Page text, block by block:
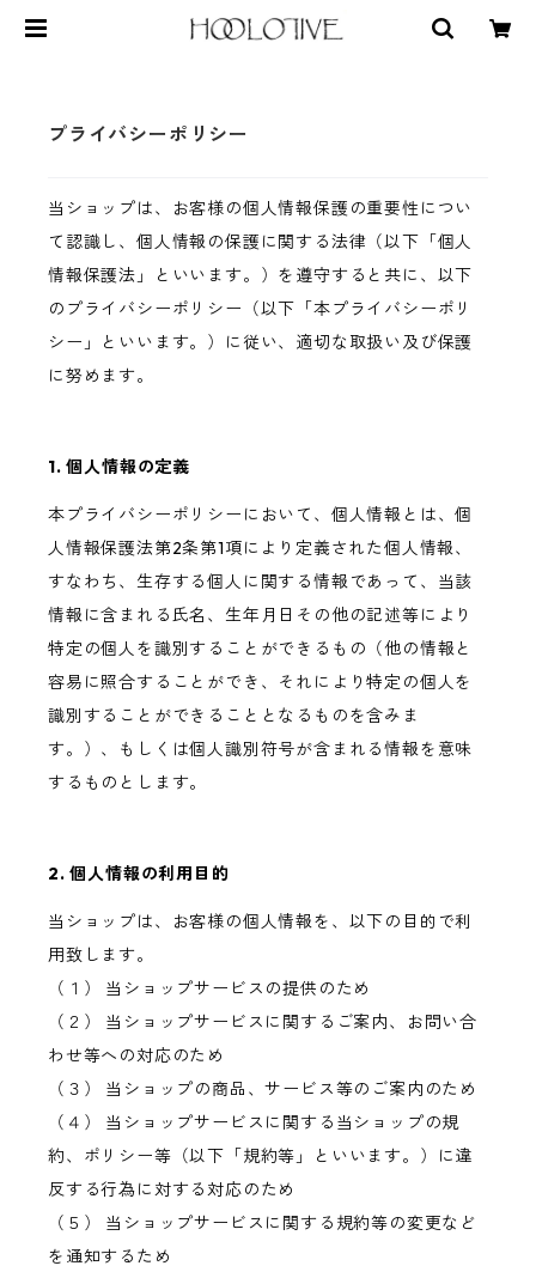
プライバシーポリシー
当ショップは、お客様の個人情報保護の重要性につい
て認識し、個人情報の保護に関する法律（以下「個人
情報保護法」といいます。）を遵守すると共に、以下
のプライバシーポリシー（以下「本プライバシーポリ
シー」といいます。）に従い、適切な取扱い及び保護
に努めます。
1. 個人情報の定義
本プライバシーポリシーにおいて、個人情報とは、個
人情報保護法第2条第1項により定義された個人情報、
すなわち、生存する個人に関する情報であって、当該
情報に含まれる氏名、生年月日その他の記述等により
特定の個人を識別することができるもの（他の情報と
容易に照合することができ、それにより特定の個人を
識別することができることとなるものを含みま
す。）、もしくは個人識別符号が含まれる情報を意味
するものとします。
2. 個人情報の利用目的
当ショップは、お客様の個人情報を、以下の目的で利
用致します。
（１） 当ショップサービスの提供のため
（２） 当ショップサービスに関するご案内、お問い合
わせ等への対応のため
（３） 当ショップの商品、サービス等のご案内のため
（４） 当ショップサービスに関する当ショップの規
約、ポリシー等（以下「規約等」といいます。）に違
反する行為に対する対応のため
（５） 当ショップサービスに関する規約等の変更など
を通知するため